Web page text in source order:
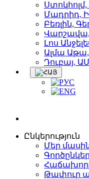
Մադրիդ,
Բեռլին,
Լոս
Ալմա
Դուբայ,
Ընկերություն
Մեր
Թափուր